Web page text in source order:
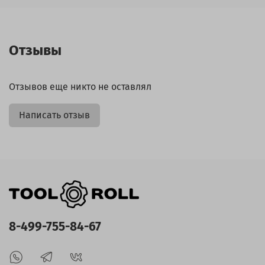
Отзывы
Отзывов еще никто не оставлял
Написать отзыв
8-499-755-84-67